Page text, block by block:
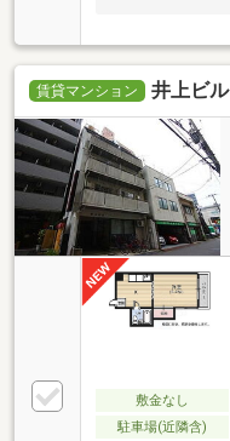
賃貸マンション 井上ビル
敷金なし
駐車場(近隣含)